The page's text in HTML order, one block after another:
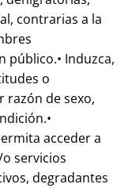
contrarias a la
público.• Induzca,
o
de sexo,
acceder a
servicios
degradantes